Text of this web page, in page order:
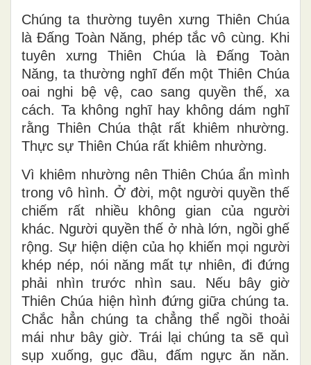
Chúng ta thường tuyên xưng Thiên Chúa
là Đấng Toàn Năng, phép tắc vô cùng. Khi
tuyên xưng Thiên Chúa là Đấng Toàn
Năng, ta thường nghĩ đến một Thiên Chúa
oai nghi bệ vệ, cao sang quyền thế, xa
cách. Ta không nghĩ hay không dám nghĩ
rằng Thiên Chúa thật rất khiêm nhường.
Thực sự Thiên Chúa rất khiêm nhường.
Vì khiêm nhường nên Thiên Chúa ẩn mình
trong vô hình. Ở đời, một người quyền thế
chiếm rất nhiều không gian của người
khác. Người quyền thế ở nhà lớn, ngồi ghế
rộng. Sự hiện diện của họ khiến mọi người
khép nép, nói năng mất tự nhiên, đi đứng
phải nhìn trước nhìn sau. Nếu bây giờ
Thiên Chúa hiện hình đứng giữa chúng ta.
Chắc hẳn chúng ta chẳng thể ngồi thoải
mái như bây giờ. Trái lại chúng ta sẽ quì
sụp xuống, gục đầu, đấm ngực ăn năn.